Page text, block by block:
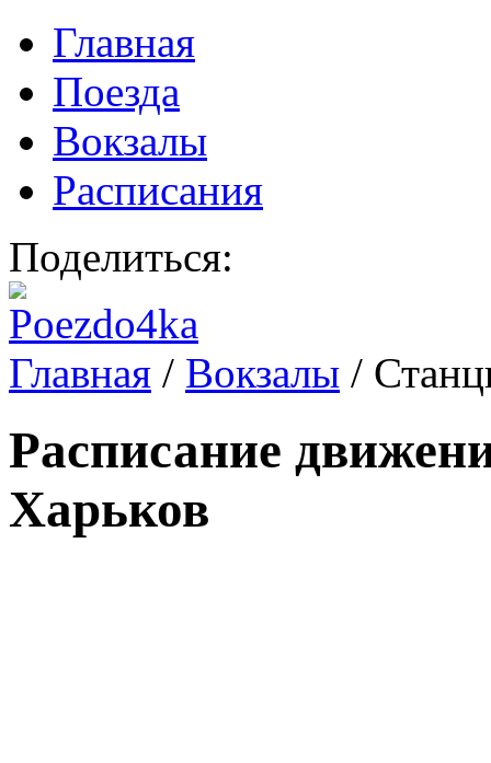
Главная
Поезда
Вокзалы
Расписания
Поделиться:
Главная / Вокзалы /
Расписание
Харьков